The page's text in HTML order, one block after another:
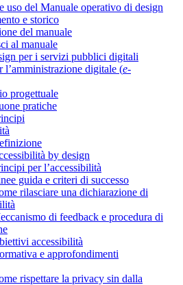
uso del Manuale operativo di design
e storico
del manuale
al manuale
per i servizi pubblici digitali
l’amministrazione digitale (e-
progettuale
pratiche
by design
per l’accessibilità
guida e criteri di successo
rilasciare una dichiarazione di
di feedback e procedura di
accessibilità
e approfondimenti
rispettare la privacy sin dalla